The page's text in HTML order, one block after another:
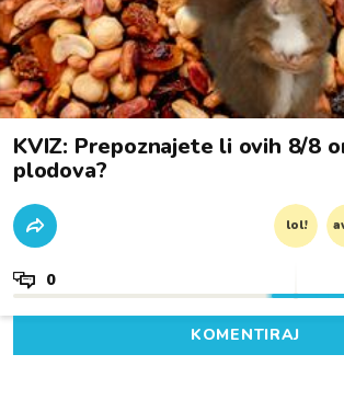
KVIZ: Prepoznajete li ovih 8/8
plodova?
lol!
0
KOMENTIRAJ